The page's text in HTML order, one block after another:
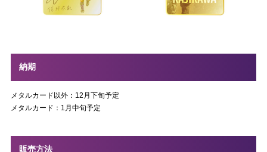
納期
メタルカード以外：12月下旬予定
メタルカード：1月中旬予定
販売方法